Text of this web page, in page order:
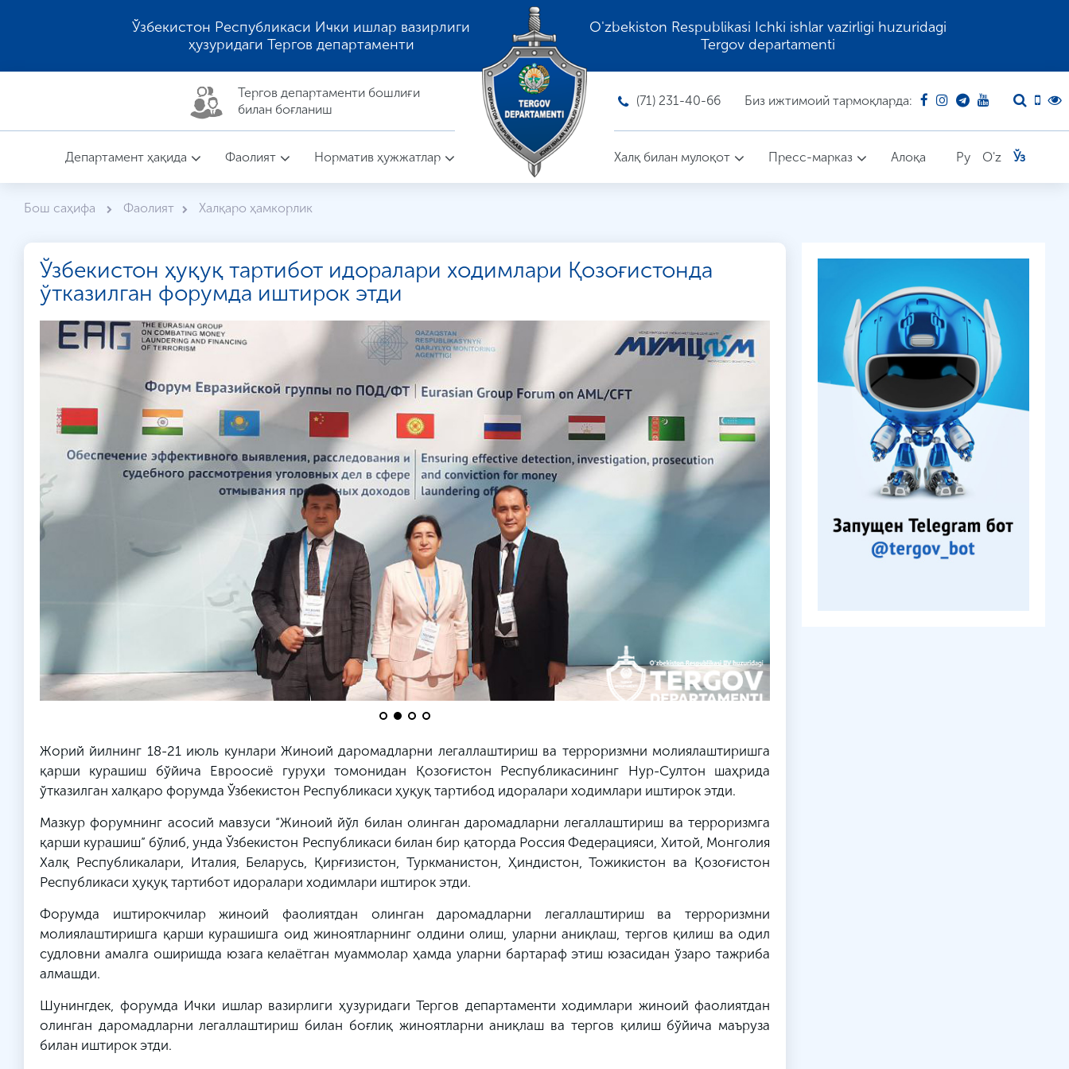
Ўзбекистон Республикаси Ички ишлар вазирлиги
ҳузуридаги Тергов департаменти
O'zbekiston Respublikasi Ichki ishlar vazirligi huzuridagi
Tergov departamenti
Тергов департaменти бошлиғи
билан боғланиш
(71) 231-40-66 Биз ижтимоий тармоқларда:
Департамент ҳақида Фаолият Норматив ҳужжатлар Халқ билан мулоқот Пресс-марказ Алоқа Ру O'z Ўз
Бош саҳифа Фаолият Халқаро ҳамкорлик
Ўзбекистон ҳуқуқ тартибот идоралари ходимлари Қозоғистонда
ўтказилган форумда иштирок этди
Жорий йилнинг 18-21 июль кунлари Жиноий даромадларни легаллаштириш ва терроризмни молиялаштиришга
қарши курашиш бўйича Евроосиё гуруҳи томонидан Қозоғистон Республикасининг Нур-Султон шаҳрида
ўтказилган халқаро форумда Ўзбекистон Республикаси ҳуқуқ тартибод идоралари ходимлари иштирок этди.
Мазкур форумнинг асосий мавзуси “Жиноий йўл билан олинган даромадларни легаллаштириш ва терроризмга
қарши курашиш” бўлиб, унда Ўзбекистон Республикаси билан бир қаторда Россия Федерацияси, Хитой, Монголия
Халқ Республикалари, Италия, Беларусь, Қирғизистон, Туркманистон, Ҳиндистон, Тожикистон ва Қозоғистон
Республикаси ҳуқуқ тартибот идоралари ходимлари иштирок этди.
Форумда иштирокчилар жиноий фаолиятдан олинган даромадларни легаллаштириш ва терроризмни
молиялаштиришга қарши курашишга оид жиноятларнинг олдини олиш, уларни аниқлаш, тергов қилиш ва одил
судловни амалга оширишда юзага келаётган муаммолар ҳамда уларни бартараф этиш юзасидан ўзаро тажриба
алмашди.
Шунингдек, форумда Ички ишлар вазирлиги ҳузуридаги Тергов департаменти ходимлари жиноий фаолиятдан
олинган даромадларни легаллаштириш билан боғлиқ жиноятларни аниқлаш ва тергов қилиш бўйича маъруза
билан иштирок этди.